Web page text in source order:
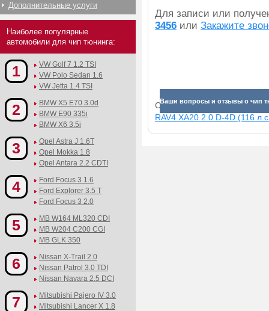
Для записи или
3456 или Закажите
Ваши вопросы и отзывы о чип
Смотрите прибавки для
RAV4 XA20 2.0 D-4D (116
Дополнительные услуги
Наиболее популярные
автомобили для чип тюнинга:
1
VW Golf 7 1.2 TSI
VW Polo Sedan 1.6
VW Jetta 1.4 TSI
2
BMW X5 E70 3.0d
BMW E90 335i
BMW X6 3.5i
3
Opel Astra J 1.6T
Opel Mokka 1.8
Opel Antara 2.2 CDTI
4
Ford Focus 3 1.6
Ford Explorer 3.5 T
Ford Focus 3 2.0
5
MB W164 ML320 CDI
MB W204 C200 CGI
MB GLK 350
6
Nissan X-Trail 2.0
Nissan Patrol 3.0 TDI
Nissan Navara 2.5 DCI
7
Mitsubishi Pajero IV 3.0
Mitsubishi Lancer X 1.8